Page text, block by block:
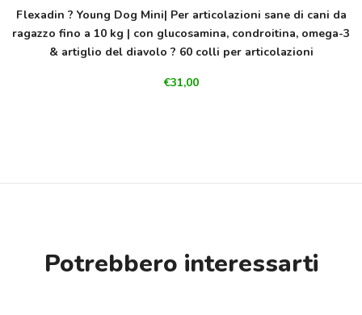
Flexadin ? Young Dog Mini| Per articolazioni sane di cani da
ragazzo fino a 10 kg | con glucosamina, condroitina, omega-3
& artiglio del diavolo ? 60 colli per articolazioni
€31,00
Potrebbero interessarti